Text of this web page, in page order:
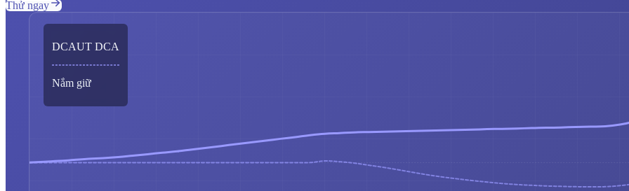
Thử ngay
DCAUT DCA
Nắm giữ